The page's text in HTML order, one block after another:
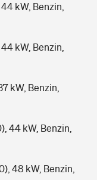
kW, Benzin,
kW, Benzin,
kW, Benzin,
44 kW, Benzin,
48 kW, Benzin,